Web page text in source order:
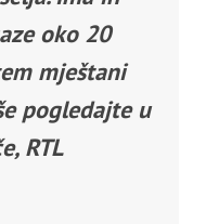
oko 20
mještani
pogledajte u
RTL